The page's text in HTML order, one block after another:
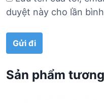
duyệt này cho lần
Sản phẩm